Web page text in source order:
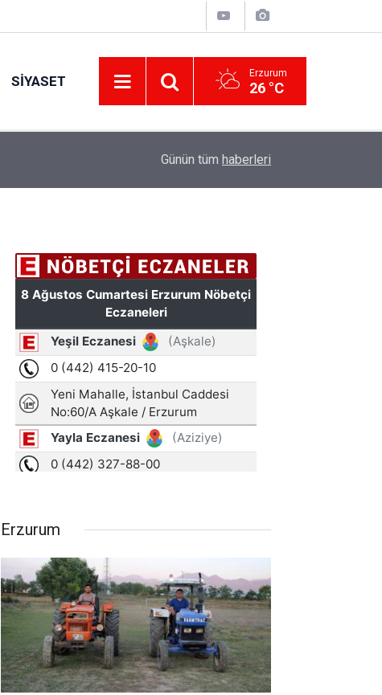
SIYASET Erzurum
26 °C
Türkiye'de bir ilki yapıyor: Kilim üzerine
Günün tüm haberleri
Erzurum